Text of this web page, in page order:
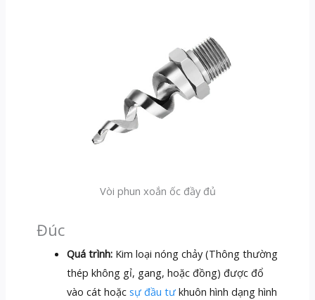
Vòi phun xoắn ốc đầy đủ
Đúc
Quá trình: Kim loại nóng chảy (Thông thường
thép không gỉ, gang, hoặc đồng) được đổ
vào cát hoặcsự đầu tư khuôn hình dạng hình